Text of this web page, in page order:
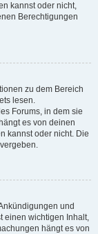
kannst oder nicht,
Berechtigungen
zu dem Bereich
lesen.
Forums, in dem sie
es von deinen
kannst oder nicht. Die
und
einen wichtigen Inhalt,
hängt es von